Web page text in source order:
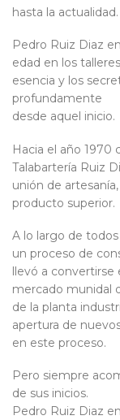
hasta la actualidad.
Pedro Ruiz Diaz
edad en los
esencia y los
profundamente
desde aquel inicio.
Hacia el año 1970
Talabartería Ruiz
unión de
producto superior.
A lo largo de
un proceso de
llevó a
mercado munidal
de la planta
apertura de
en este proceso.
Pero siempre
de sus inicios.
Pedro Ruiz Diaz